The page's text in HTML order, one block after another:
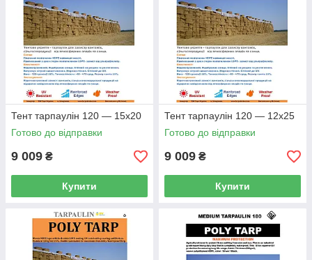
Тент тарпаулін 120 — 15х20
Готово до відправки
9 009 ₴
Купити
Тент тарпаулін 120 — 12х25
Готово до відправки
9 009 ₴
Купити